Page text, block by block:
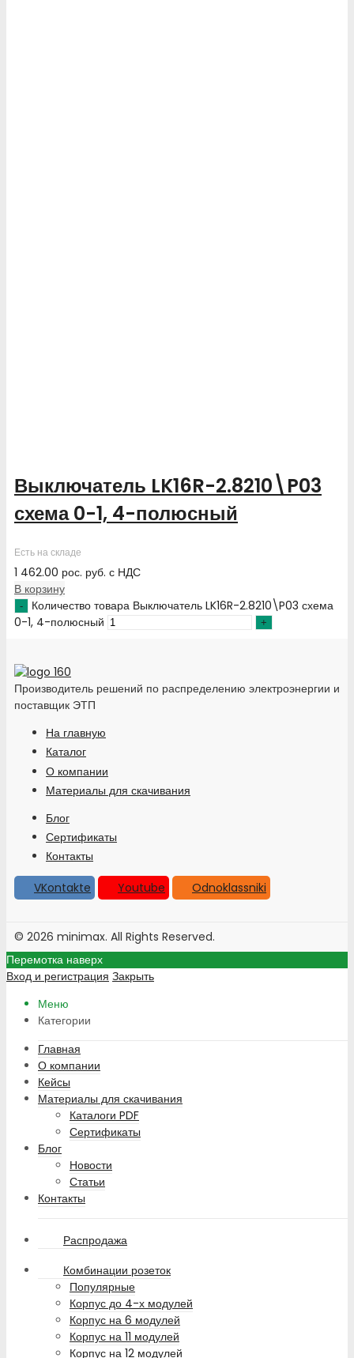
Выключатель LK16R-2.8210\P03
схема 0-1, 4-полюсный
Есть на складе
1 462.00 рос. руб. с НДС
В корзину
Количество товара Выключатель LK16R-2.8210\P03 схема
0-1, 4-полюсный
Производитель решений по распределению электроэнергии и
поставщик ЭТП
На главную
Каталог
О компании
Материалы для скачивания
Блог
Сертификаты
Контакты
VKontakte
Youtube Odnoklassniki
© 2026 minimax. All Rights Reserved.
Перемотка наверх
Вход и регистрация Закрыть
Меню
Категории
Главная
О компании
Кейсы
Материалы для скачивания
Каталоги PDF
Сертификаты
Блог
Новости
Статьи
Контакты
Распродажа
Комбинации розеток
Популярные
Корпус до 4-х модулей
Корпус на 6 модулей
Корпус на 11 модулей
Корпус на 12 модулей